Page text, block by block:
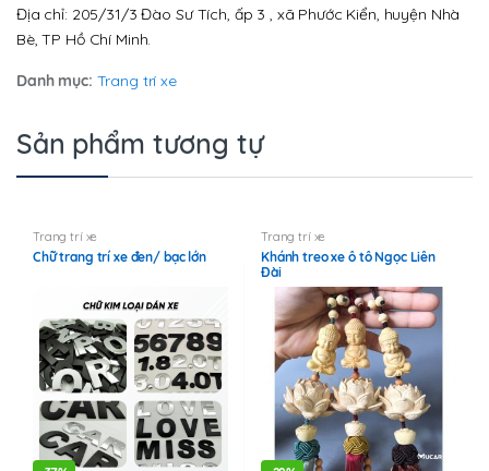
Địa chỉ: 205/31/3 Đào Sư Tích, ấp 3 , xã Phước Kiển, huyện Nhà
Bè, TP Hồ Chí Minh.
Danh mục: Trang trí xe
Sản phẩm tương tự
Trang trí xe
Chữ trang trí xe đen/ bạc lớn
Trang trí xe
Khánh treo xe ô tô Ngọc Liên
Đài